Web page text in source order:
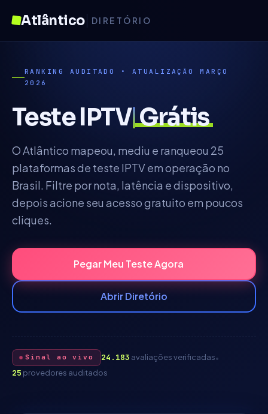
Atlântico DIRETÓRIO
RANKING AUDITADO • ATUALIZAÇÃO MARÇO
2026
Teste IPTVGrátis
O Atlântico mapeou, mediu e ranqueou 25
plataformas de teste IPTV em operação no
Brasil. Filtre por nota, latência e dispositivo,
depois acione seu acesso gratuito em poucos
cliques.
Pegar Meu Teste Agora
Abrir Diretório
Sinal ao vivo 24.183 avaliações verificadas•
25 provedores auditados